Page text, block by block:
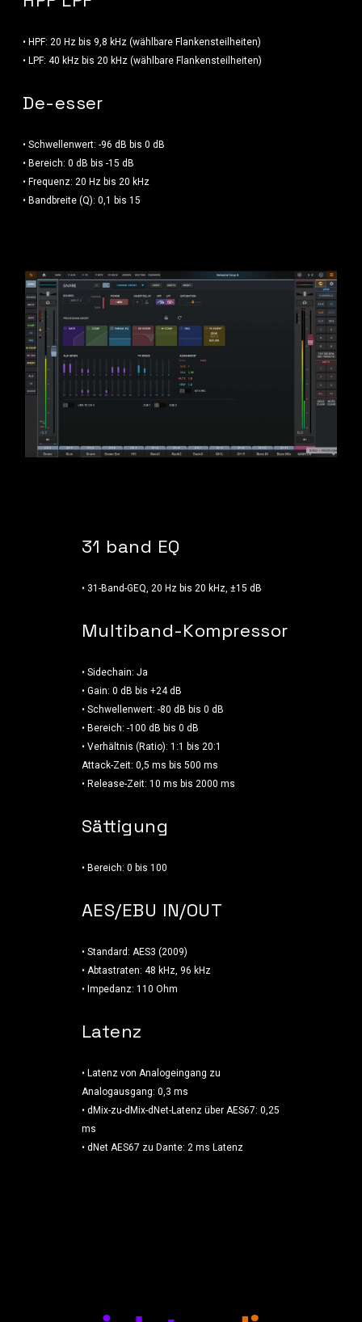
• HPF: 20 Hz bis 9,8 kHz (wählbare Flankensteilheiten)
• LPF: 40 kHz bis 20 kHz (wählbare Flankensteilheiten)
De-esser
• Schwellenwert: -96 dB bis 0 dB
• Bereich: 0 dB bis -15 dB
• Frequenz: 20 Hz bis 20 kHz
• Bandbreite (Q): 0,1 bis 15
31 band EQ
• 31-Band-GEQ, 20 Hz bis 20 kHz, ±15 dB
Multiband-Kompressor
• Sidechain: Ja
• Gain: 0 dB bis +24 dB
• Schwellenwert: -80 dB bis 0 dB
• Bereich: -100 dB bis 0 dB
• Verhältnis (Ratio): 1:1 bis 20:1
Attack-Zeit: 0,5 ms bis 500 ms
• Release-Zeit: 10 ms bis 2000 ms
Sättigung
• Bereich: 0 bis 100
AES/EBU IN/OUT
• Standard: AES3 (2009)
• Abtastraten: 48 kHz, 96 kHz
• Impedanz: 110 Ohm
Latenz
• Latenz von Analogeingang zu
Analogausgang: 0,3 ms
• dMix-zu-dMix-dNet-Latenz über AES67: 0,25
ms
• dNet AES67 zu Dante: 2 ms Latenz